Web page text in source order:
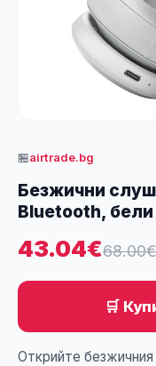
🏪airtrade.bg
Безжични
Bluetooth, бели
43.04€68.00€
🛒
Открийте